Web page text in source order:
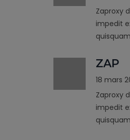
Zaproxy
impedit
ZAP
18 mars
Zaproxy
impedit